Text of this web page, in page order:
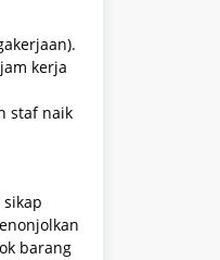
kerja
staf naik
barang